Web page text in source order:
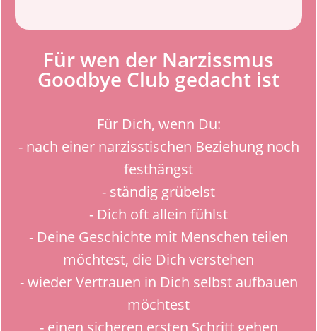
Für wen der Narzissmus
Goodbye Club gedacht ist
Für Dich, wenn Du:
- nach einer narzisstischen Beziehung noch
festhängst
- ständig grübelst
- Dich oft allein fühlst
- Deine Geschichte mit Menschen teilen
möchtest, die Dich verstehen
- wieder Vertrauen in Dich selbst aufbauen
möchtest
- einen sicheren ersten Schritt gehen